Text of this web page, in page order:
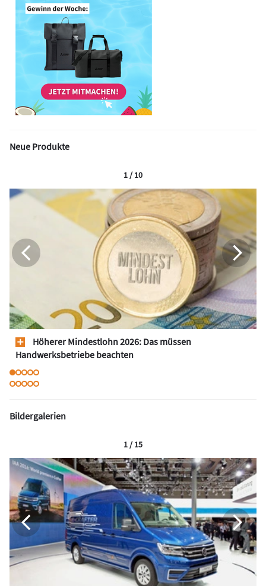
Neue Produkte
Höherer Mindestlohn 2026: Das müssen
Handwerksbetriebe beachten
1 / 10
Bildergalerien
1 / 15